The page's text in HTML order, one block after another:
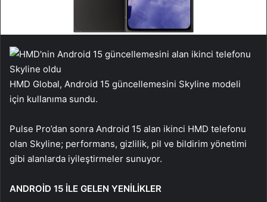
HMD Global, Android 15 güncellemesini Skyline modeli
için kullanıma sundu.
Pulse Pro’dan sonra Android 15 alan ikinci HMD telefonu
olan Skyline; performans, gizlilik, pil ve bildirim yönetimi
gibi alanlarda iyileştirmeler sunuyor.
ANDROİD 15 İLE GELEN YENİLİKLER